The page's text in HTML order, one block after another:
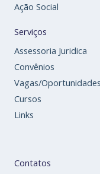
Ação Social
Serviços
Assessoria Juridica
Convênios
Vagas/Oportunidades
Cursos
Links
Contatos